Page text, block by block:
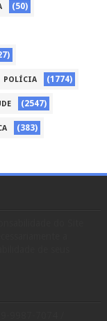
(50)
POLÍCIA (1774)
(2547)
(383)